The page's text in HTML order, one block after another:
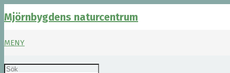
Mjörnbygdens naturcentrum
MENY